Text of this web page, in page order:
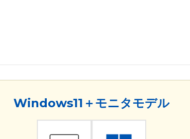
Windows11＋モニタモデル